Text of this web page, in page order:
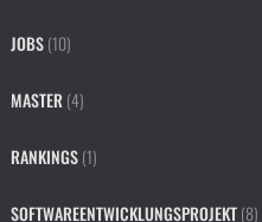
JOBS(10)
MASTER (4)
RANKINGS(1)
SOFTWAREENTWICKLUNGSPROJEKT(8)